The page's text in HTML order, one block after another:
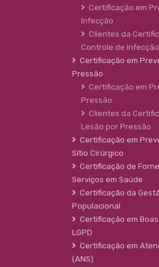
Certificação em
Infecção
Clientes da
Controle de Infecção
Certificação em
Pressão
Certificação em
Pressão
Clientes da
Lesão por Pressão
Certificação em
Sítio Cirúrgico
Certificação de
Serviços em Saúde
Certificação da
Populacional
Certificação em
LGPD
Certificação em
(ANS)